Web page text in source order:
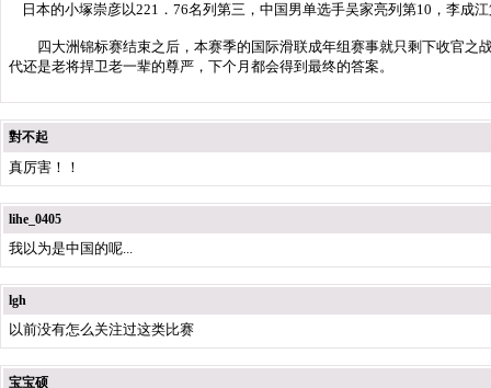
日本的小塚崇彦以221．76名列第三，中国男单选手吴家亮列第10，李成
四大洲锦标赛结束之后，本赛季的国际滑联成年组赛事就只剩下收官之
代还是老将捍卫老一辈的尊严，下个月都会得到最终的答案。
對不起
真厉害！！
lihe_0405
我以为是中国的呢...
lgh
以前没有怎么关注过这类比赛
宝宝硕